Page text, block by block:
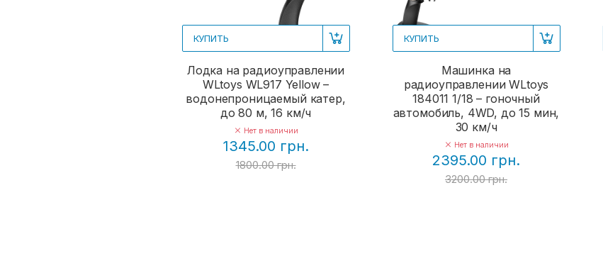
КУПИТЬ
Лодка на радиоуправлении
WLtoys WL917 Yellow –
водонепроницаемый катер,
до 80 м, 16 км/ч
Нет в наличии
1345.00 грн.
1800.00 грн.
КУПИТЬ
Машинка на
радиоуправлении WLtoys
184011 1/18 – гоночный
автомобиль, 4WD, до 15 мин,
30 км/ч
Нет в наличии
2395.00 грн.
3200.00 грн.